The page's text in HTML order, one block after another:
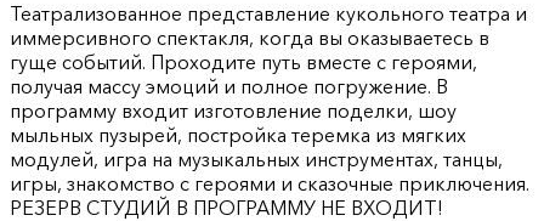
Театрализованное представление кукольного театра и
иммерсивного спектакля, когда вы оказываетесь в
гуще событий. Проходите путь вместе с героями,
получая массу эмоций и полное погружение. В
программу входит изготовление поделки, шоу
мыльных пузырей, постройка теремка из мягких
модулей, игра на музыкальных инструментах, танцы,
игры, знакомство с героями и сказочные приключения.
РЕЗЕРВ СТУДИЙ В ПРОГРАММУ НЕ ВХОДИТ!